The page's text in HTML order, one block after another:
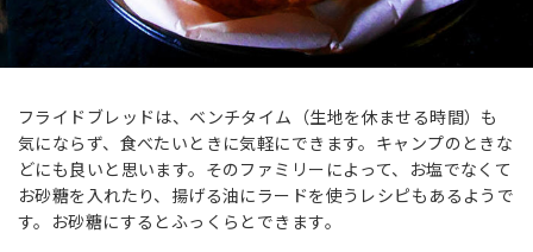
フライドブレッドは、ベンチタイム（生地を休ませる時間）も
気にならず、食べたいときに気軽にできます。キャンプのときな
どにも良いと思います。そのファミリーによって、お塩でなくて
お砂糖を入れたり、揚げる油にラードを使うレシピもあるようで
す。お砂糖にするとふっくらとできます。